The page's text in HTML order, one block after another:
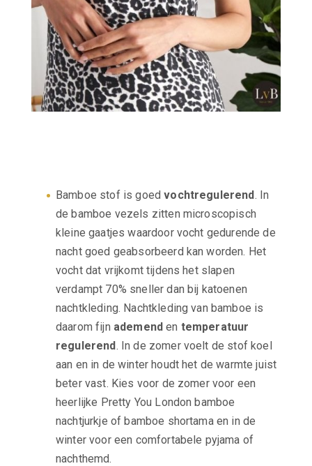
Bamboe stof is goedvochtregulerend. In
de bamboe vezels zitten microscopisch
kleine gaatjes waardoor vocht gedurende de
nacht goed geabsorbeerd kan worden. Het
vocht dat vrijkomt tijdens het slapen
verdampt 70% sneller dan bij katoenen
nachtkleding. Nachtkleding van bamboe is
daarom fijn ademend en temperatuur
regulerend. In de zomer voelt de stof koel
aan en in de winter houdt het de warmte juist
beter vast. Kies voor de zomer voor een
heerlijke Pretty You London bamboe
nachtjurkje of bamboe shortama en in de
winter voor een comfortabele pyjama of
nachthemd.